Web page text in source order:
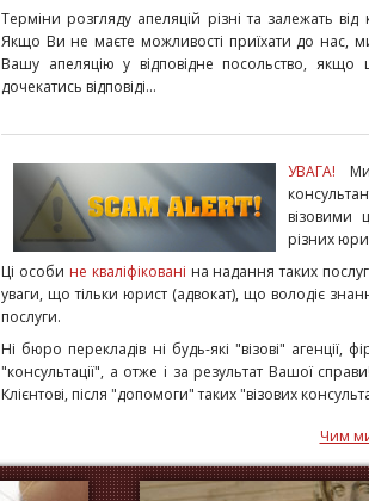
Терміни розгляду апеляцій різні та залежать
Якщо Ви не маєте можливості приїхати до нас,
Вашу апеляцію у відповідне посольство,
дочекатись відповіді...
УВАГА!
візовими
різних
Ці особи не кваліфіковані на надання таких
уваги, що тільки юрист (адвокат), що володіє
послуги.
Ні бюро перекладів ні будь-які "візові" агенції,
"консультації", а oтже і за результат Вашої
Клієнтові, після "допомоги" таких "візових
Чим